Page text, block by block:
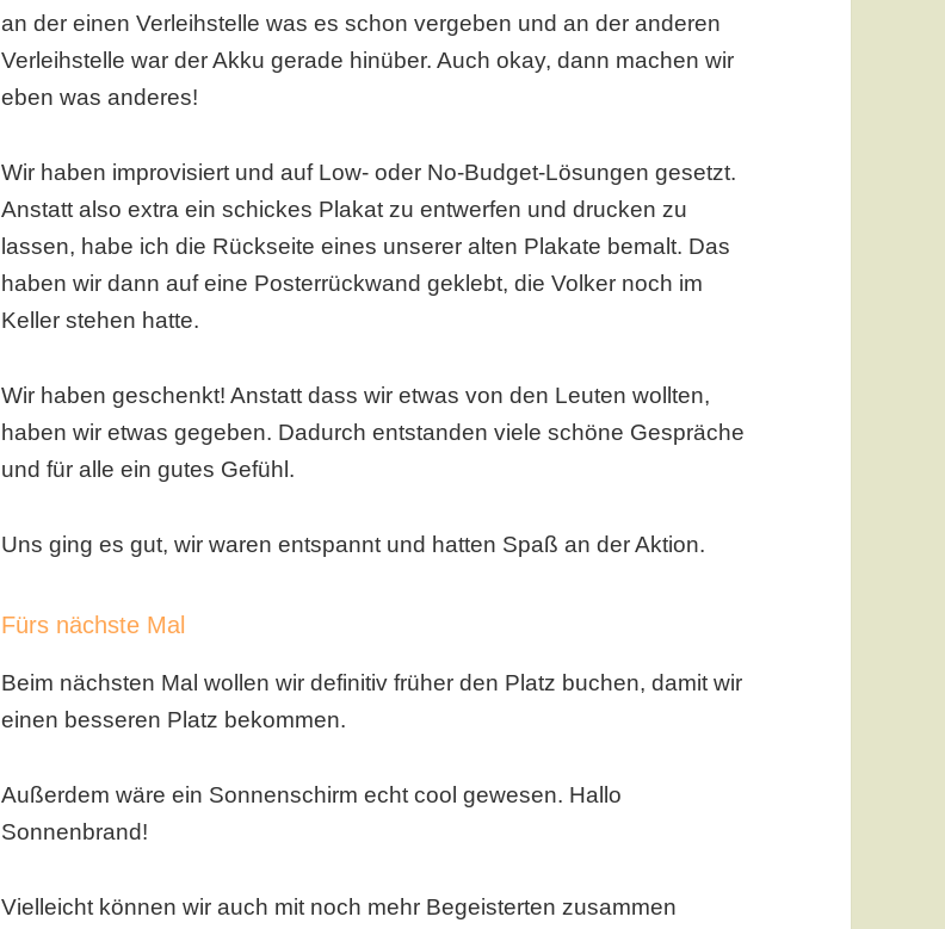
an der einen Verleihstelle was es schon vergeben und an der anderen
Verleihstelle war der Akku gerade hinüber. Auch okay, dann machen wir
eben was anderes!
Wir haben improvisiert und auf Low- oder No-Budget-Lösungen gesetzt.
Anstatt also extra ein schickes Plakat zu entwerfen und drucken zu
lassen, habe ich die Rückseite eines unserer alten Plakate bemalt. Das
haben wir dann auf eine Posterrückwand geklebt, die Volker noch im
Keller stehen hatte.
Wir haben geschenkt! Anstatt dass wir etwas von den Leuten wollten,
haben wir etwas gegeben. Dadurch entstanden viele schöne Gespräche
und für alle ein gutes Gefühl.
Uns ging es gut, wir waren entspannt und hatten Spaß an der Aktion.
Fürs nächste Mal
Beim nächsten Mal wollen wir definitiv früher den Platz buchen, damit wir
einen besseren Platz bekommen.
Außerdem wäre ein Sonnenschirm echt cool gewesen. Hallo
Sonnenbrand!
Vielleicht können wir auch mit noch mehr Begeisterten zusammen